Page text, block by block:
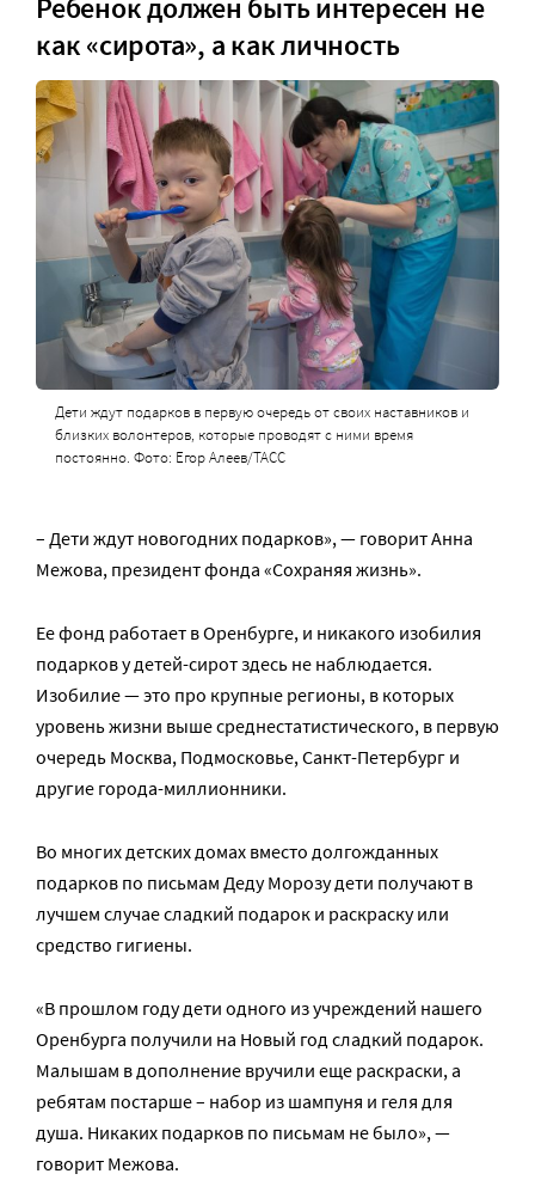
Ребенок должен быть интересен не
как «сирота», а как личность
Дети ждут подарков в первую очередь от своих наставников и
близких волонтеров, которые проводят с ними время
постоянно. Фото: Егор Алеев/ТАСС
– Дети ждут новогодних подарков», — говорит Анна
Межова, президент фонда «Сохраняя жизнь».
Ее фонд работает в Оренбурге, и никакого изобилия
подарков у детей-сирот здесь не наблюдается.
Изобилие — это про крупные регионы, в которых
уровень жизни выше среднестатистического, в первую
очередь Москва, Подмосковье, Санкт-Петербург и
другие города-миллионники.
Во многих детских домах вместо долгожданных
подарков по письмам Деду Морозу дети получают в
лучшем случае сладкий подарок и раскраску или
средство гигиены.
«В прошлом году дети одного из учреждений нашего
Оренбурга получили на Новый год сладкий подарок.
Малышам в дополнение вручили еще раскраски, а
ребятам постарше – набор из шампуня и геля для
душа. Никаких подарков по письмам не было», —
говорит Межова.